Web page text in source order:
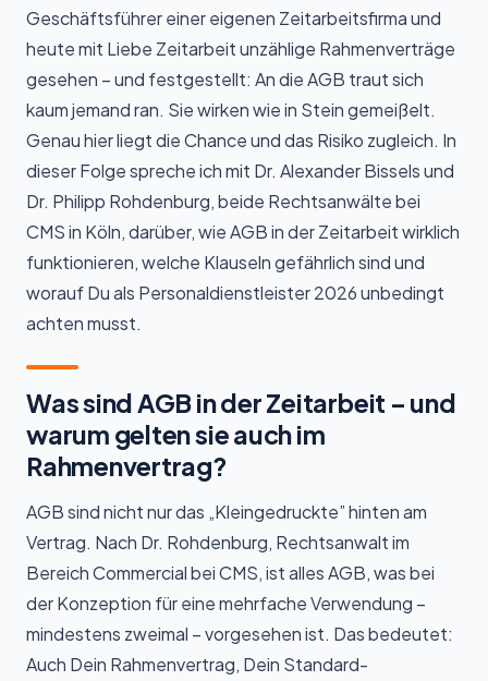
Geschäftsführer einer eigenen Zeitarbeitsfirma und
heute mit Liebe Zeitarbeit unzählige Rahmenverträge
gesehen – und festgestellt: An die AGB traut sich
kaum jemand ran. Sie wirken wie in Stein gemeißelt.
Genau hier liegt die Chance und das Risiko zugleich. In
dieser Folge spreche ich mit Dr. Alexander Bissels und
Dr. Philipp Rohdenburg, beide Rechtsanwälte bei
CMS in Köln, darüber, wie AGB in der Zeitarbeit wirklich
funktionieren, welche Klauseln gefährlich sind und
worauf Du als Personaldienstleister 2026 unbedingt
achten musst.
Was sind AGB in der Zeitarbeit – und
warum gelten sie auch im
Rahmenvertrag?
AGB sind nicht nur das „Kleingedruckte” hinten am
Vertrag. Nach Dr. Rohdenburg, Rechtsanwalt im
Bereich Commercial bei CMS, ist alles AGB, was bei
der Konzeption für eine mehrfache Verwendung –
mindestens zweimal – vorgesehen ist. Das bedeutet:
Auch Dein Rahmenvertrag, Dein Standard-